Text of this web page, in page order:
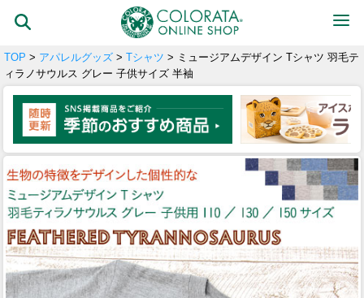
TOP > アパレルグッズ > Tシャツ > ミュージアムデザイン Tシャツ 羽毛テ
ィラノサウルス グレー 子供サイズ 半袖